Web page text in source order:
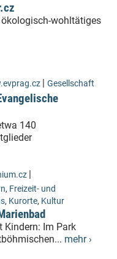
wohltätiges
| Gesellschaft
140
|
, Freizeit- und
, Kurorte, Kultur
Kindern: Im Park
mehr ›